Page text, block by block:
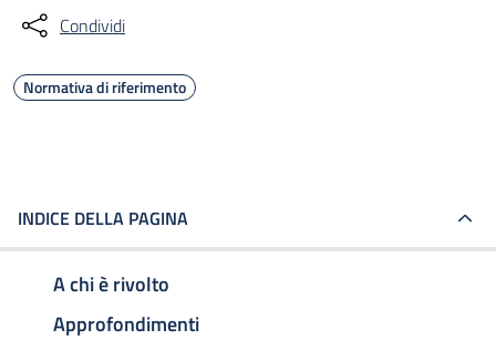
Condividi
Normativa di riferimento
INDICE DELLA PAGINA
A chi è rivolto
Approfondimenti